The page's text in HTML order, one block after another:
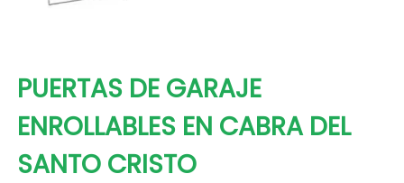
PUERTAS DE GARAJE
ENROLLABLES EN CABRA DEL
SANTO CRISTO